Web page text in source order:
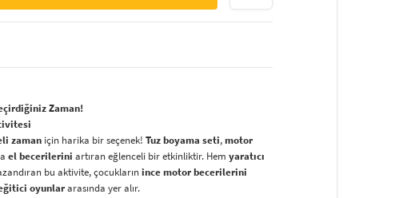
Zaman!
zaman için harika bir seçenek! Tuz boyama seti,motor
el becerilerini artıran eğlenceli bir etkinliktir. Hem yaratıcı
bu aktivite, çocuklarınince motor becerilerini
oyunlararasında yer alır.